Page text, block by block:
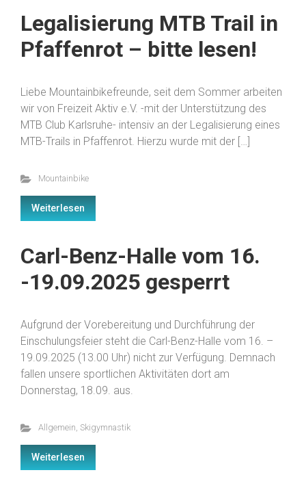
Legalisierung MTB Trail in
Pfaffenrot – bitte lesen!
Liebe Mountainbikefreunde, seit dem Sommer arbeiten
wir von Freizeit Aktiv e.V. -mit der Unterstützung des
MTB Club Karlsruhe- intensiv an der Legalisierung eines
MTB-Trails in Pfaffenrot. Hierzu wurde mit der […]
Mountainbike
Weiterlesen
Carl-Benz-Halle vom 16.
-19.09.2025 gesperrt
Aufgrund der Vorebereitung und Durchführung der
Einschulungsfeier steht die Carl-Benz-Halle vom 16. –
19.09.2025 (13.00 Uhr) nicht zur Verfügung. Demnach
fallen unsere sportlichen Aktivitäten dort am
Donnerstag, 18.09. aus.
Allgemein, Skigymnastik
Weiterlesen